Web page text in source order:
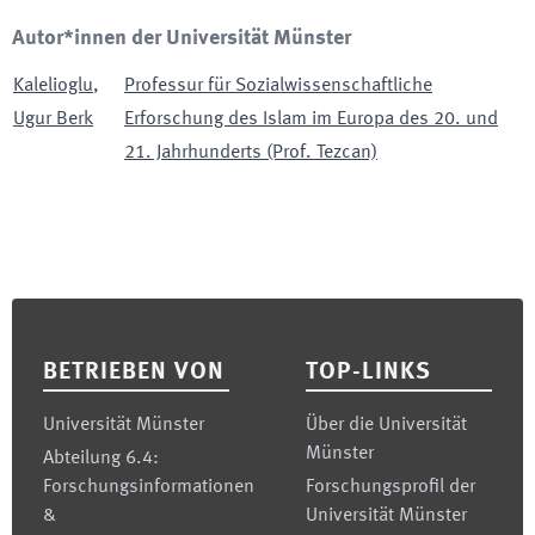
Autor*innen der Universität Münster
Kalelioglu,
Ugur Berk
Professur für Sozialwissenschaftliche
Erforschung des Islam im Europa des 20. und
21. Jahrhunderts (Prof. Tezcan)
BETRIEBEN VON
Universität Münster
Abteilung 6.4:
Forschungsinformationen
&
TOP-LINKS
Über die Universität
Münster
Forschungsprofil der
Universität Münster